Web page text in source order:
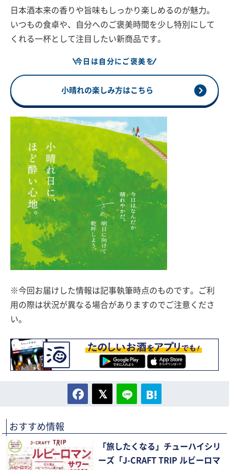
日本酒本来の香りや旨味もしっかり楽しめるのが魅力。
いつもの食卓や、自分へのご褒美時間を少し特別にして
くれる一杯として注目したい新商品です。
今日は自分にご褒美を
小晴れの楽しみ方はこちら
※今回お届けした情報は記事執筆時点のものです。ご利
用の際は状況が異なる場合がありますのでご注意くださ
い。
おすすめ情報
「旅したくなる」チューハイシリ
ーズ「J-CRAFT TRIP ルビーロマ